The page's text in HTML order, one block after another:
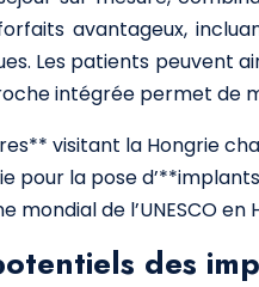
avantageux,
Les patients
intégrée permet de
visitant la Hongrie
pour la pose
de l’UNESCO en
des